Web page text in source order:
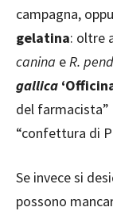
campagna,
gelatina: oltre
canina e R.
gallica
del farmacista”
“confettura di
Se invece si
possono